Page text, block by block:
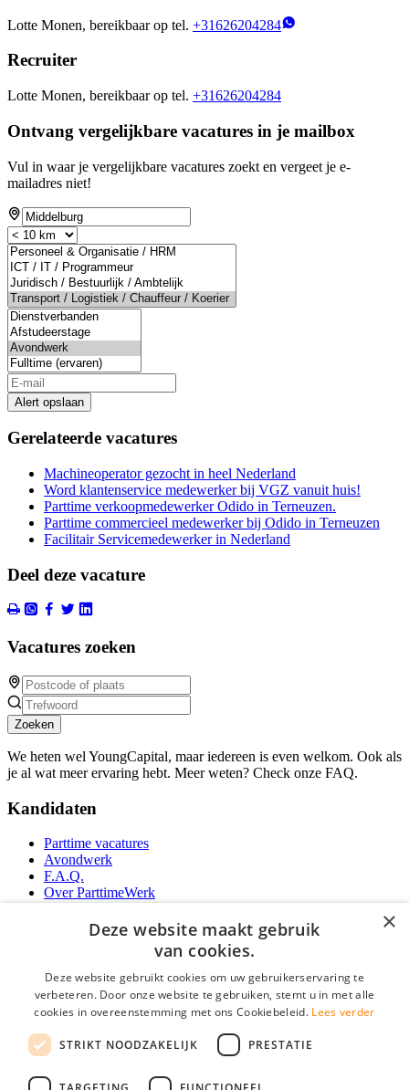
Lotte Monen, bereikbaar op tel. +31626204284
Recruiter
Lotte Monen, bereikbaar op tel. +31626204284
Ontvang vergelijkbare vacatures in je mailbox
Vul in waar je vergelijkbare vacatures zoekt en vergeet je e-
mailadres niet!
Alert opslaan
Gerelateerde vacatures
Machineoperator gezocht in heel Nederland
Word klantenservice medewerker bij VGZ vanuit huis!
Parttime verkoopmedewerker Odido in Terneuzen.
Parttime commercieel medewerker bij Odido in Terneuzen
Facilitair Servicemedewerker in Nederland
Deel deze vacature
Vacatures zoeken
Zoeken
We heten wel YoungCapital, maar iedereen is even welkom. Ook als
je al wat meer ervaring hebt. Meer weten? Check onze FAQ.
Kandidaten
Parttime vacatures
Avondwerk
F.A.Q.
Over ParttimeWerk
YoungCapital Android App
Parttime personeel
Vacature aanmelden
Partners
×
Deze website maakt gebruik
van cookies.
Deze website gebruikt cookies om uw gebruikerservaring te
verbeteren. Door onze website te gebruiken, stemt u in met alle
cookies in overeenstemming met ons Cookiebeleid. Lees verder
STRIKT NOODZAKELIJK PRESTATIE